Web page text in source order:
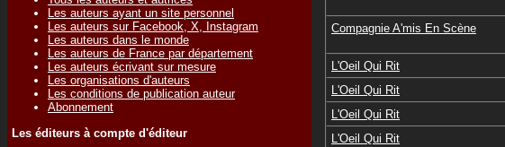
Les auteurs ayant un site personnel
Les auteurs sur Facebook, X, Instagram
Les auteurs dans le monde
Les auteurs de France par département
Les auteurs écrivant sur mesure
Les organisations d'auteurs
Les conditions de publication auteur
Abonnement
Les éditeurs à compte d'éditeur
Compagnie A'mis En Scène
L'Oeil Qui Rit
L'Oeil Qui Rit
L'Oeil Qui Rit
L'Oeil Qui Rit